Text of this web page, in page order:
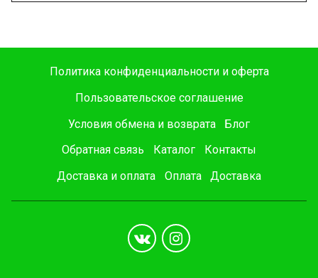
Политика конфиденциальности и оферта
Пользовательское соглашение
Условия обмена и возврата
Блог
Обратная связь
Каталог
Контакты
Доставка и оплата
Оплата Доставка